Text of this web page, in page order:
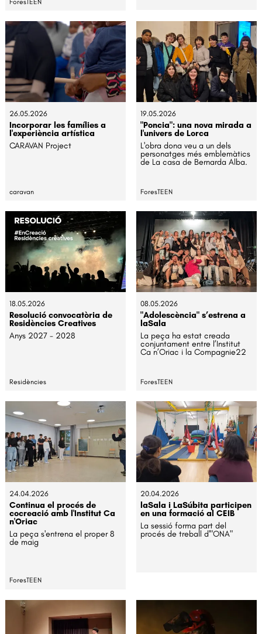
ForesTEEN
26.05.2026
Incorporar les famílies a
l'experiència artística
CARAVAN Project
caravan
19.05.2026
"Poncia": una nova mirada a
l'univers de Lorca
L'obra dona veu a un dels
personatges més emblemàtics
de La casa de Bernarda Alba.
ForesTEEN
18.05.2026
Resolució convocatòria de
Residències Creatives
Anys 2027 - 2028
Residències
08.05.2026
"Adolescència" s’estrena a
laSala
La peça ha estat creada
conjuntament entre l’Institut
Ca n’Oriac i la Compagnie22
ForesTEEN
24.04.2026
Continua el procés de
cocreació amb l'Institut Ca
n'Oriac
La peça s'entrena el proper 8
de maig
ForesTEEN
20.04.2026
laSala i LaSúbita participen
en una formació al CEIB
La sessió forma part del
procés de treball d'"ONA"